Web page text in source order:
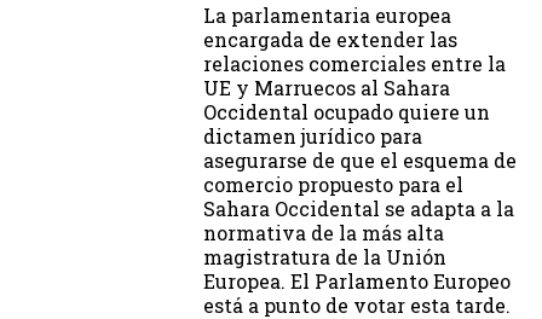
La parlamentaria europea
encargada de extender las
relaciones comerciales entre la
UE y Marruecos al Sahara
Occidental ocupado quiere un
dictamen jurídico para
asegurarse de que el esquema de
comercio propuesto para el
Sahara Occidental se adapta a la
normativa de la más alta
magistratura de la Unión
Europea. El Parlamento Europeo
está a punto de votar esta tarde.